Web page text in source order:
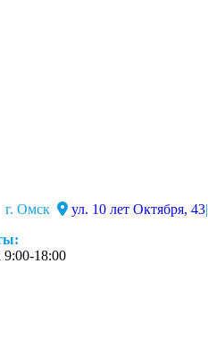
г. Омск ул. 10 лет Октября, 43|
9:00-18:00